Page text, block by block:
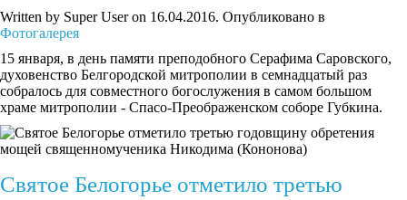
Written by Super User on 16.04.2016. Опубликовано в
Фотогалерея
15 января, в день памяти преподобного Серафима Саровского,
духовенство Белгородской митрополии в семнадцатый раз
собралось для совместного богослужения в самом большом
храме митрополии - Спасо-Преображенском соборе Губкина.
Святое Белогорье отметило третью